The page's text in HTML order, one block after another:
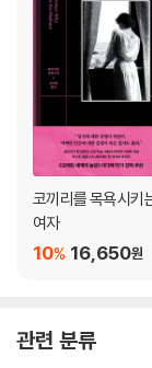
하나와 앨리스
나는 내일, 어제의
세 번째 살인
도쿄타워
그래도, 살아간다
혐오스런 마츠코의 일
굿바이
분노
아침이 오면 공허해진
헬터 스켈터
드라이브 마이 카
나미비아의 사막
코끼리를 목욕시키
여자
16,650원
10%
관련 분류